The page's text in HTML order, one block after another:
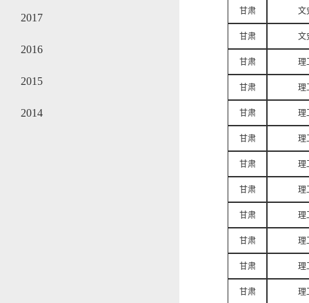
2017
2016
2015
2014
甘肃 文
甘肃 文
甘肃 理
甘肃 理
甘肃 理
甘肃 理
甘肃 理
甘肃 理
甘肃 理
甘肃 理
甘肃 理
甘肃 理